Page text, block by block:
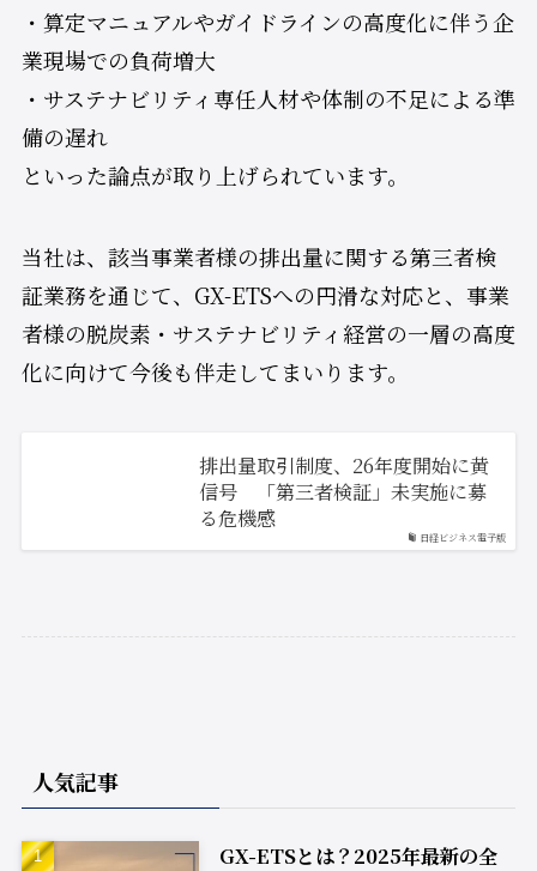
・算定マニュアルやガイドラインの高度化に伴う企
業現場での負荷増大
・サステナビリティ専任人材や体制の不足による準
備の遅れ
といった論点が取り上げられています。
当社は、該当事業者様の排出量に関する第三者検
証業務を通じて、GX-ETSへの円滑な対応と、事業
者様の脱炭素・サステナビリティ経営の一層の高度
化に向けて今後も伴走してまいります。
日経ビジネス電子版
排出量取引制度、26年度開始に黄
信号 「第三者検証」未実施に募
る危機感
人気記事
GX-ETSとは？2025年最新の全